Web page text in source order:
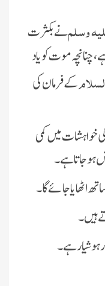
وسلمنے بکثرت
چنانچہ موت کو یاد
کے فرمان کی
خواہشات میں کمی
ہوجاتا ہے۔